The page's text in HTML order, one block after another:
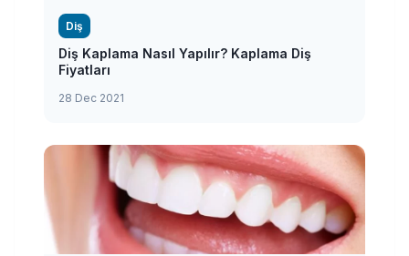
Diş
Diş Kaplama Nasıl Yapılır? Kaplama Diş
Fiyatları
28 Dec 2021